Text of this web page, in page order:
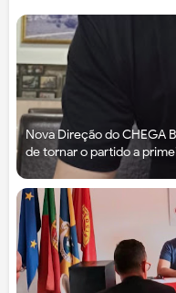
Nova Direção do CHEGA
de tornar o partido a